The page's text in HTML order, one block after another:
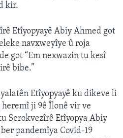
kir.
Etîyopyayê Abiy Ahmed got
navxweyîye û roja
got “Em nexwazin tu kesî
bibe.”
Etîyopyayê ku dikeve li
ji 9ê Îlonê vir ve
Serokvezîrê Etîyopya Abiy
pandemîya Covid-19